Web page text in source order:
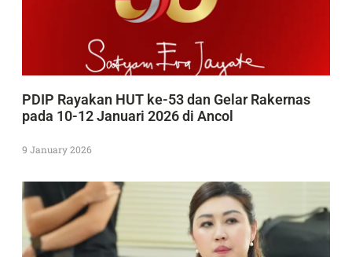
PDIP Rayakan HUT ke-53 dan Gelar Rakernas
pada 10-12 Januari 2026 di Ancol
9 January 2026